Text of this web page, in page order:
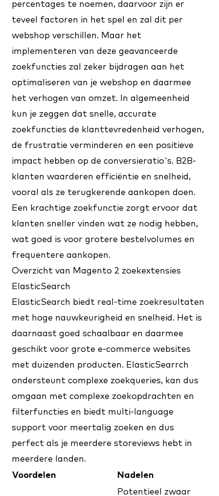
percentages te noemen, daarvoor zijn er
teveel factoren in het spel en zal dit per
webshop verschillen. Maar het
implementeren van deze geavanceerde
zoekfuncties zal zeker bijdragen aan het
optimaliseren van je webshop en daarmee
het verhogen van omzet. In algemeenheid
kun je zeggen dat snelle, accurate
zoekfuncties de klanttevredenheid verhogen,
de frustratie verminderen en een positieve
impact hebben op de conversieratio's. B2B-
klanten waarderen efficiëntie en snelheid,
vooral als ze terugkerende aankopen doen.
Een krachtige zoekfunctie zorgt ervoor dat
klanten sneller vinden wat ze nodig hebben,
wat goed is voor grotere bestelvolumes en
frequentere aankopen.
Overzicht van Magento 2 zoekextensies
ElasticSearch
ElasticSearch biedt real-time zoekresultaten
met hoge nauwkeurigheid en snelheid. Het is
daarnaast goed schaalbaar en daarmee
geschikt voor grote e-commerce websites
met duizenden producten. ElasticSearrch
ondersteunt complexe zoekqueries, kan dus
omgaan met complexe zoekopdrachten en
filterfuncties en biedt multi-language
support voor meertalig zoeken en dus
perfect als je meerdere storeviews hebt in
meerdere landen.
Voordelen
Nadelen
Potentieel zwaar